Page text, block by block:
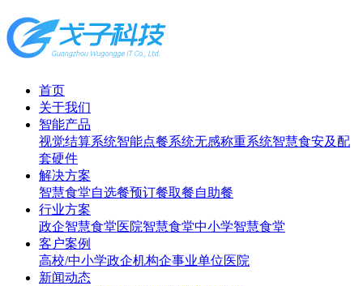
首页
关于我们
智能产品
视觉结算系统智能点餐系统无感称重系统智慧食安及配
套硬件
解决方案
智慧食堂自选餐预订餐取餐自助餐
行业方案
政企智慧食堂医院智慧食堂中小学智慧食堂
客户案例
高校/中小学政企机构企事业单位医院
新闻动态